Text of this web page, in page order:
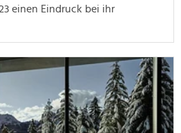
einen Eindruck bei ihr